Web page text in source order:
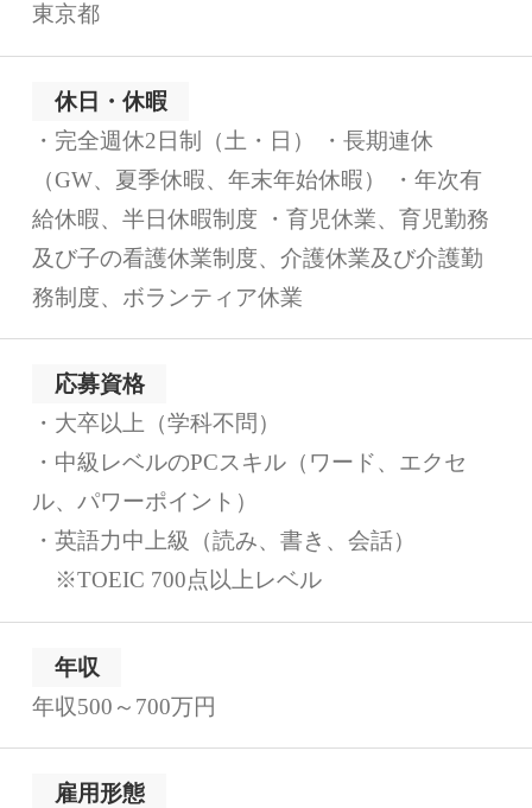
東京都
休日・休暇
・完全週休2日制（土・日） ・長期連休
（GW、夏季休暇、年末年始休暇） ・年次有
給休暇、半日休暇制度 ・育児休業、育児勤務
及び子の看護休業制度、介護休業及び介護勤
務制度、ボランティア休業
応募資格
・大卒以上（学科不問）
・中級レベルのPCスキル（ワード、エクセ
ル、パワーポイント）
・英語力中上級（読み、書き、会話）
※TOEIC 700点以上レベル
年収
年収500～700万円
雇用形態